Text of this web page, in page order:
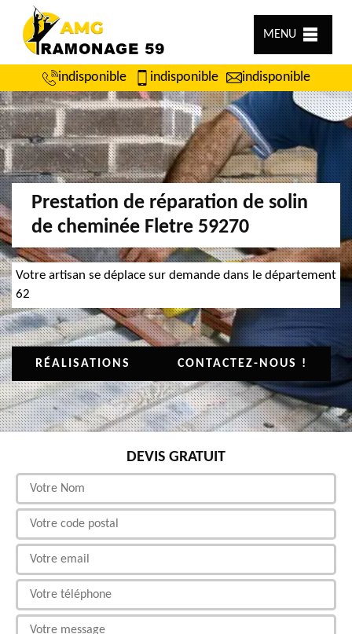
MENU
indisponible indisponible indisponible
Prestation de réparation de solin
de cheminée Fletre 59270
Votre artisan se déplace sur demande dans le département
62
RÉALISATIONS CONTACTEZ-NOUS !
DEVIS GRATUIT